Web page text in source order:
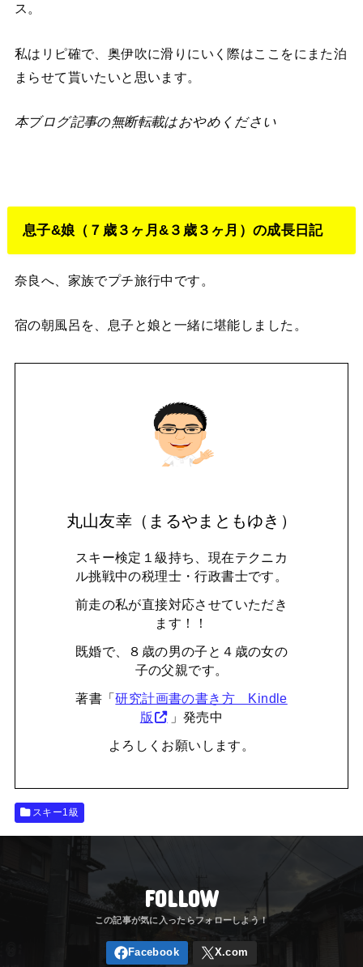
ス。
私はリピ確で、奥伊吹に滑りにいく際はここをにまた泊
まらせて貰いたいと思います。
本ブログ記事の無断転載はおやめください
息子&娘（７歳３ヶ月&３歳３ヶ月）の成長日記
奈良へ、家族でプチ旅行中です。
宿の朝風呂を、息子と娘と一緒に堪能しました。
丸山友幸（まるやまともゆき）
スキー検定１級持ち、現在テクニカ
ル挑戦中の税理士・行政書士です。
前走の私が直接対応させていただき
ます！！
既婚で、８歳の男の子と４歳の女の
子の父親です。
著書「研究計画書の書き方 Kindle
版
」発売中
よろしくお願いします。
スキー1級
FOLLOW